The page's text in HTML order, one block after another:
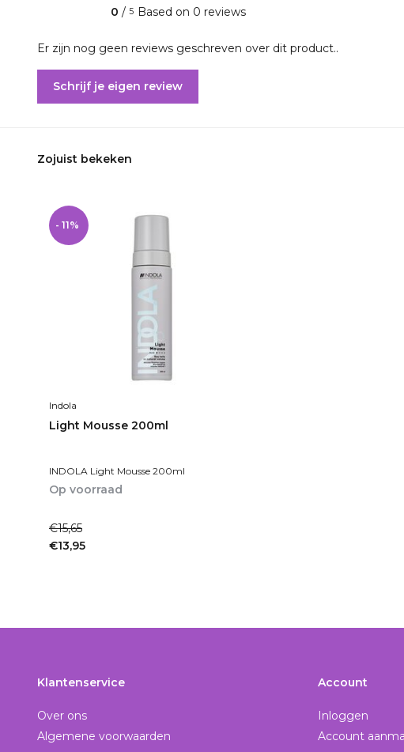
0 / 5 Based on 0 reviews
Er zijn nog geen reviews geschreven over dit product..
Schrijf je eigen review
Zojuist bekeken
- 11%
Indola
Light Mousse 200ml
INDOLA Light Mousse 200ml
Op voorraad
€15,65
€13,95
Klantenservice
Over ons
Algemene voorwaarden
Account
Inloggen
Account